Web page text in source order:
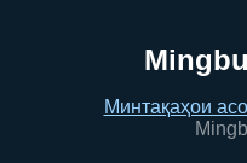
Минтақаҳои